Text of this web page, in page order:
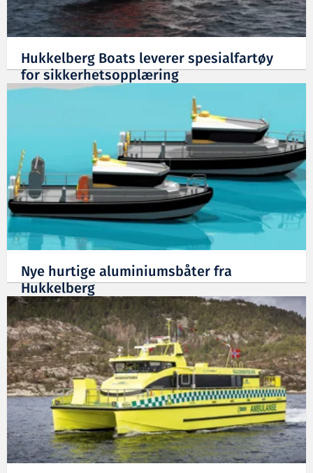
Hukkelberg Boats leverer spesialfartøy
for sikkerhetsopplæring
13.07.2020
Nye hurtige aluminiumsbåter fra
Hukkelberg
26.06.2020